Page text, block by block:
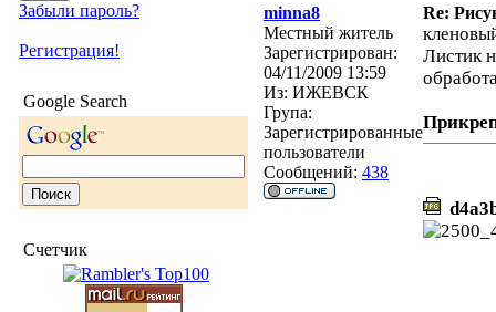
Забыли пароль?
Регистрация!
Google Search
Счетчик
minna8
Re:
Местный житель
Зарегистрирован:
04/11/2009 13:59
Из: ИЖЕВСК
Група:
Зарегистрированные
пользователи
Сообщений: 438
Листик